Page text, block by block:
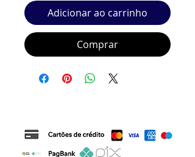
Adicionar ao carrinho
Comprar